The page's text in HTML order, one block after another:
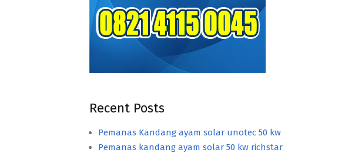
Recent Posts
Pemanas Kandang ayam solar unotec 50 kw
Pemanas kandang ayam solar 50 kw richstar